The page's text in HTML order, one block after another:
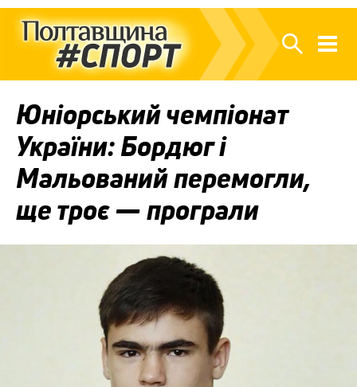
Юніорський чемпіонат
України: Бордюг і
Мальований перемогли,
ще троє — програли